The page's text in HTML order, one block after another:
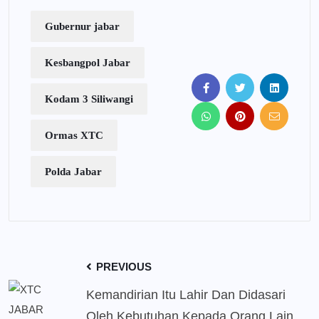
Gubernur jabar
Kesbangpol Jabar
Kodam 3 Siliwangi
Ormas XTC
Polda Jabar
PREVIOUS
Kemandirian Itu Lahir Dan Didasari